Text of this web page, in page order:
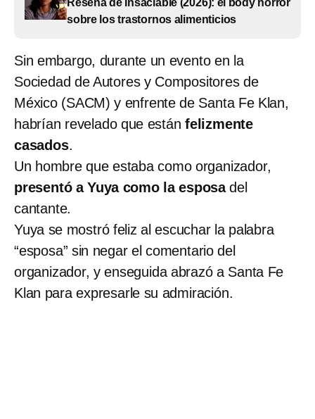
sobre los trastornos alimenticios
Sin embargo, durante un evento en la
Sociedad de Autores y Compositores de
México (SACM) y enfrente de Santa Fe Klan,
habrían revelado que estánfelizmente
casados.
Un hombre que estaba como organizador,
presentó a Yuya como la esposadel
cantante.
Yuya se mostró feliz al escuchar la palabra
“esposa” sin negar el comentario del
organizador, y enseguida abrazó a Santa Fe
Klan para expresarle su admiración.